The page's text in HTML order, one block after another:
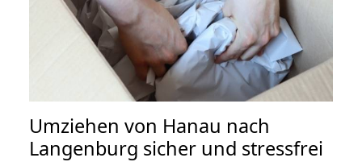
Umziehen von Hanau nach
Langenburg sicher und stressfrei